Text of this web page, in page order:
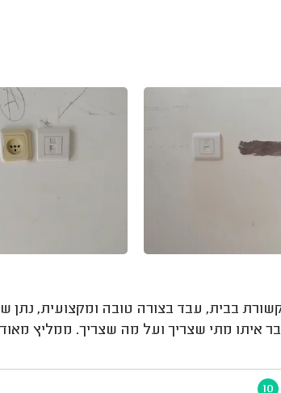
בבית, עבד בצורה טובה ומקצועית, נתן
איתו מתי שצריך ועל מה שצריך. ממליץ
10